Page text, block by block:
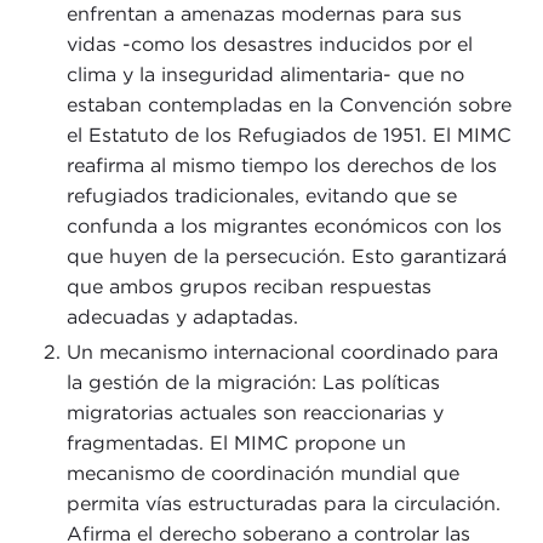
enfrentan a amenazas modernas para sus
vidas -como los desastres inducidos por el
clima y la inseguridad alimentaria- que no
estaban contempladas en la Convención sobre
el Estatuto de los Refugiados de 1951. El MIMC
reafirma al mismo tiempo los derechos de los
refugiados tradicionales, evitando que se
confunda a los migrantes económicos con los
que huyen de la persecución. Esto garantizará
que ambos grupos reciban respuestas
adecuadas y adaptadas.
Un mecanismo internacional coordinado para
la gestión de la migración: Las políticas
migratorias actuales son reaccionarias y
fragmentadas. El MIMC propone un
mecanismo de coordinación mundial que
permita vías estructuradas para la circulación.
Afirma el derecho soberano a controlar las